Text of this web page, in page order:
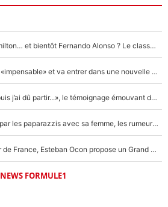
Max Verstappen, Lewis Hamilton… et bientôt Fernando Alonso ? Le classement des pilotes les mieux payés en Formule 1 risque de changer !
F1 - Alpine signe un accord «impensable» et va entrer dans une nouvelle dimension : Grande nouvelle pour Pierre Gasly !
F1 : « Je lui ai fait un câlin, puis j’ai dû partir...», le témoignage émouvant de Max Verstappen sur sa fille
F1 : Charles Leclerc surpris par les paparazzis avec sa femme, les rumeurs étaient vraies !
Comme pour le final du Tour de France, Esteban Ocon propose un Grand Prix de Formule 1 à Paris : «Autour de l’Arc de Triomphe, ce serait génial» !
NEWS FORMULE1